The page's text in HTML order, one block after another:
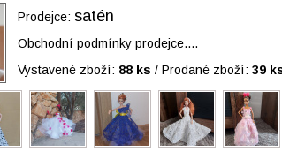
Prodejce:satén
Obchodní podmínky prodejce....
Vystavené zboží: 88 ks /Prodané zboží:39